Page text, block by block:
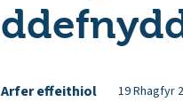
Arfer effeithiol 19 Rhagfyr